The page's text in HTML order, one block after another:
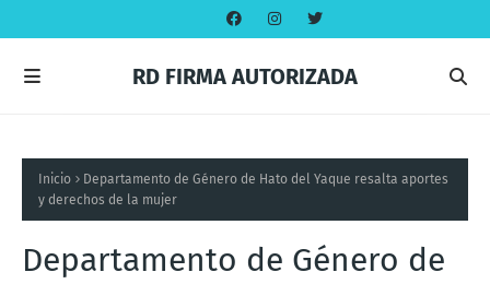
RD FIRMA AUTORIZADA
Inicio
Departamento de Género de Hato del Yaque resalta aportes
y derechos de la mujer
Departamento de Género de